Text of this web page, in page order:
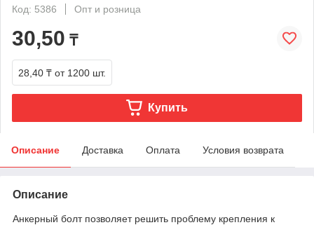
Код: 5386
Опт и розница
30,50 ₸
28,40 ₸ от 1200 шт.
Купить
Описание Доставка Оплата Условия возврата
Описание
Анкерный болт позволяет решить проблему крепления к